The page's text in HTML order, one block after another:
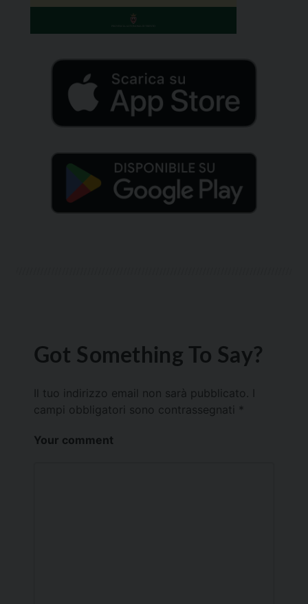
Got Something To Say?
Il tuo indirizzo email non sarà pubblicato.
campi obbligatori sono contrassegnati *
Your comment